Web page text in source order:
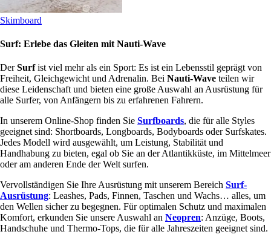
Skimboard
Surf: Erlebe das Gleiten mit Nauti-Wave
DerSurfist viel mehr als ein Sport: Es ist ein Lebensstil geprägt von
Freiheit, Gleichgewicht und Adrenalin. Bei Nauti-Wave teilen wir
diese Leidenschaft und bieten eine große Auswahl an Ausrüstung für
alle Surfer, von Anfängern bis zu erfahrenen Fahrern.
In unserem Online-Shop finden Sie Surfboards, die für alle Styles
geeignet sind: Shortboards, Longboards, Bodyboards oder Surfskates.
Jedes Modell wird ausgewählt, um Leistung, Stabilität und
Handhabung zu bieten, egal ob Sie an der Atlantikküste, im Mittelmeer
oder am anderen Ende der Welt surfen.
Vervollständigen Sie Ihre Ausrüstung mit unserem Bereich Surf-
Ausrüstung: Leashes, Pads, Finnen, Taschen und Wachs… alles, um
den Wellen sicher zu begegnen. Für optimalen Schutz und maximalen
Komfort, erkunden Sie unsere Auswahl an Neopren: Anzüge, Boots,
Handschuhe und Thermo-Tops, die für alle Jahreszeiten geeignet sind.